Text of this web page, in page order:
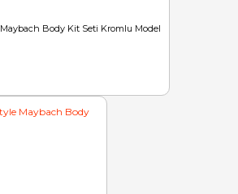
Body Kit Seti Kromlu Model